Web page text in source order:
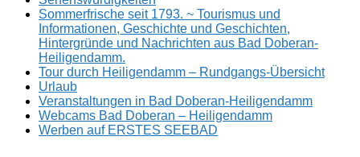
Sommerfrische seit 1793. ~ Tourismus und
Informationen, Geschichte und Geschichten,
Hintergründe und Nachrichten aus Bad Doberan-
Heiligendamm.
Tour durch Heiligendamm – Rundgangs-Übersicht
Urlaub
Veranstaltungen in Bad Doberan-Heiligendamm
Webcams Bad Doberan – Heiligendamm
Werben auf ERSTES SEEBAD